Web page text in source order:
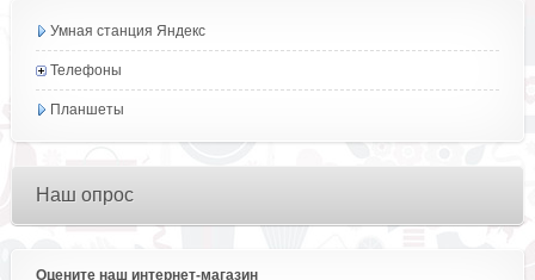
Умная станция Яндекс
Телефоны
Планшеты
Наш опрос
Оцените наш интернет-магазин